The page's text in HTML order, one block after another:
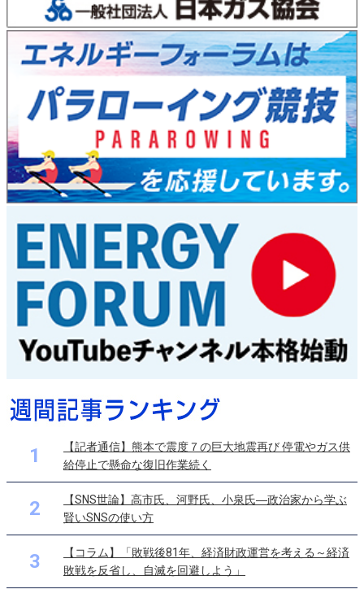
1
【記者通信】熊本で震度７の巨大地震再び 停電やガス供
給停止で懸命な復旧作業続く
2
【SNS世論】高市氏、河野氏、小泉氏―政治家から学ぶ
賢いSNSの使い方
3
【コラム】「敗戦後81年、経済財政運営を考える～経済
敗戦を反省し、自滅を回避しよう」